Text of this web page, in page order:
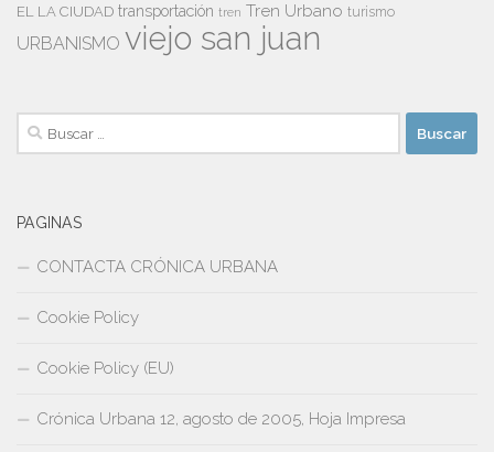
EL LA CIUDAD transportación tren Tren Urbano turismo
URBANISMO viejo san juan
Buscar:
PAGINAS
CONTACTA CRÓNICA URBANA
Cookie Policy
Cookie Policy (EU)
Crónica Urbana 12, agosto de 2005, Hoja Impresa